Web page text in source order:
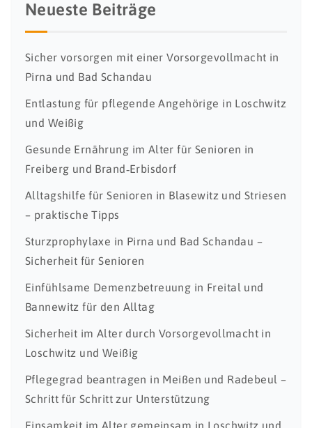
Neueste Beiträge
Sicher vorsorgen mit einer Vorsorgevollmacht in
Pirna und Bad Schandau
Entlastung für pflegende Angehörige in Loschwitz
und Weißig
Gesunde Ernährung im Alter für Senioren in
Freiberg und Brand‑Erbisdorf
Alltagshilfe für Senioren in Blasewitz und Striesen
– praktische Tipps
Sturzprophylaxe in Pirna und Bad Schandau –
Sicherheit für Senioren
Einfühlsame Demenzbetreuung in Freital und
Bannewitz für den Alltag
Sicherheit im Alter durch Vorsorgevollmacht in
Loschwitz und Weißig
Pflegegrad beantragen in Meißen und Radebeul –
Schritt für Schritt zur Unterstützung
Einsamkeit im Alter gemeinsam in Loschwitz und